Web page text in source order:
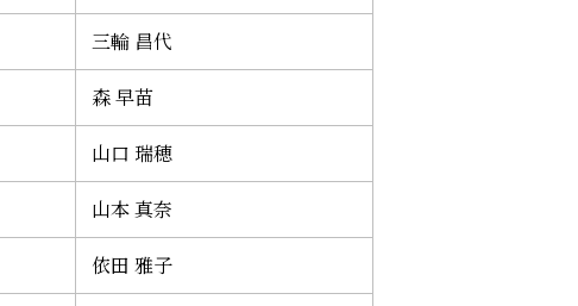
三輪 昌代
森 早苗
山口 瑞穂
山本 真奈
依田 雅子